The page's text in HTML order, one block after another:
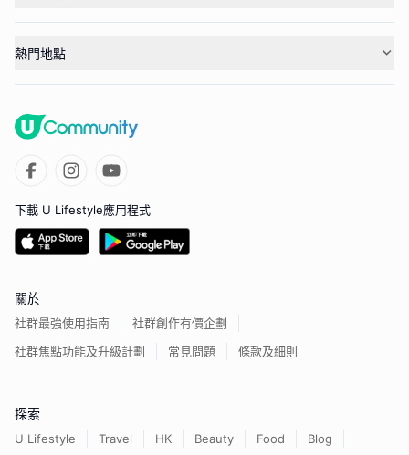
熱門地點
下載 U Lifestyle應用程式
關於
社群最強使用指南
社群創作有價企劃
社群焦點功能及升級計劃
常見問題 條款及細則
探索
U Lifestyle Travel HK Beauty Food Blog